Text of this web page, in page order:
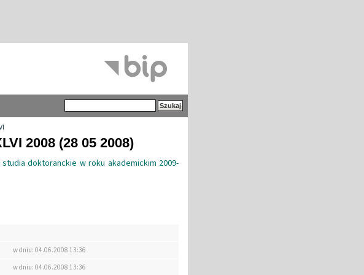
2008 (28 05 2008)
doktoranckie w roku akademickim 2009-
w dniu: 04.06.2008 13:36
w dniu: 04.06.2008 13:36